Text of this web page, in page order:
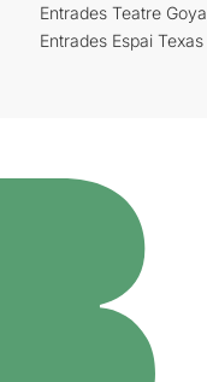
Entrades Teatre Goya
Entrades Espai Texas